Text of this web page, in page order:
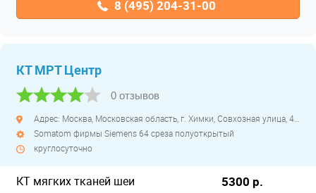
8 (495) 204-31-00
КТ МРТ Центр
0 отзывов
Somatom фирмы Siemens 64 среза полуоткрытый
круглосуточно
КТ мягких тканей шеи 5300 р.